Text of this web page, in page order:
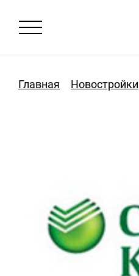
Главная Новостройки